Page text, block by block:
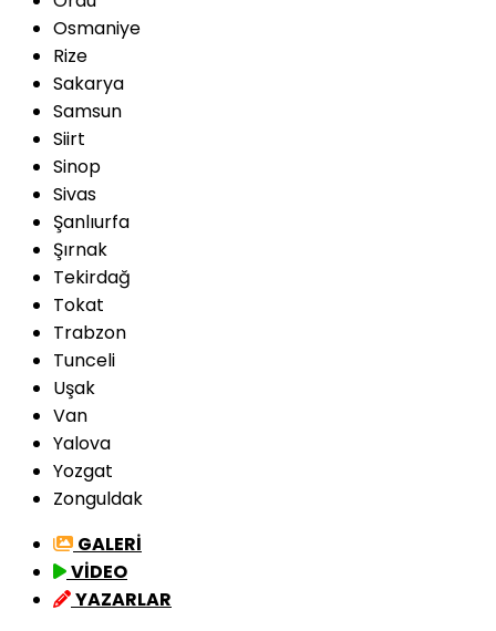
Osmaniye
Rize
Sakarya
Samsun
Siirt
Sinop
Sivas
Şanlıurfa
Şırnak
Tekirdağ
Tokat
Trabzon
Tunceli
Uşak
Van
Yalova
Yozgat
Zonguldak
GALERİ
VİDEO
YAZARLAR